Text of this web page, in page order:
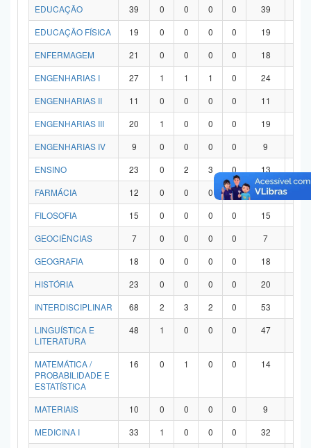
EDUCAÇÃO
39 0 0 0 0 39
EDUCAÇÃO FÍSICA
19 0 0 0 0 19
ENFERMAGEM
21 0 0 0 0 18
ENGENHARIAS I
27 1 1 1 0 24
ENGENHARIAS II
11 0 0 0 0 11
ENGENHARIAS III
20 1 0 0 0 19
ENGENHARIAS IV
9 0 0 0 0 9
ENSINO
23 0 2 3 0 13
FARMÁCIA
12 0 0 0 0 12
FILOSOFIA
15 0 0 0 0 15
GEOCIÊNCIAS
7 0 0 0 0 7
GEOGRAFIA
18 0 0 0 0 18
HISTÓRIA
23 0 0 0 0 20
INTERDISCIPLINAR
68 2 3 2 0 53
LINGUÍSTICA E
LITERATURA
48 1 0 0 0 47
MATEMÁTICA /
PROBABILIDADE E
ESTATÍSTICA
16 0 1 0 0 14
MATERIAIS 10 0 0 0 0 9
MEDICINA I
33 1 0 0 0 32